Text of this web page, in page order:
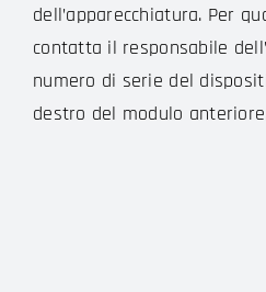
dell’apparecchiatura. Per
contatta il responsabile
numero di serie del
destro del modulo